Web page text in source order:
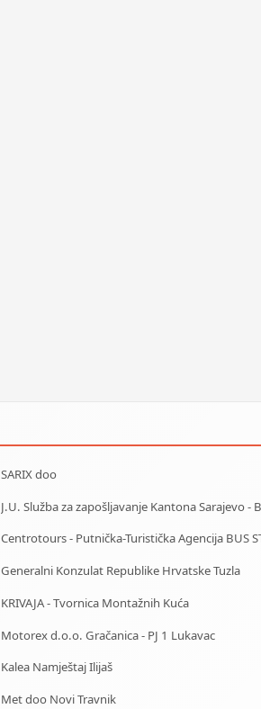
SARIX doo
Generalni Konzulat Republike Hrvatske Tuzla
KRIVAJA - Tvornica Montažnih Kuća
Motorex d.o.o. Gračanica - PJ 1 Lukavac
Kalea Namještaj Ilijaš
Met doo Novi Travnik